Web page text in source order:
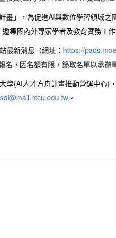
畫」，為促進AI與數位學習領域之
集國內外專家學者及教育實務工
最新消息（網址： https://
名，因名額有限，錄取名單以承辦
學(AI人才方舟計畫推動營運中心)
。